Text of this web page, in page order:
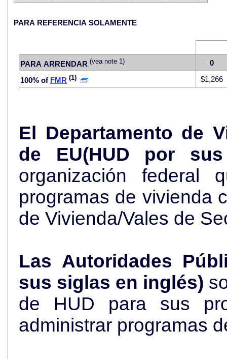
PARA REFERENCIA SOLAMENTE
PARA ARRENDAR (vea note 1)
0
100% of FMR (1) $1,266
El Departamento de
de EU(HUD por
organización federal
programas de vivienda
de Vivienda/Vales de
Las Autoridades
sus siglas en inglés)
de HUD para sus
administrar programas